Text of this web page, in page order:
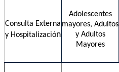
Consulta Externa
y Hospitalización
Adolescentes
mayores, Adultos
y Adultos
Mayores